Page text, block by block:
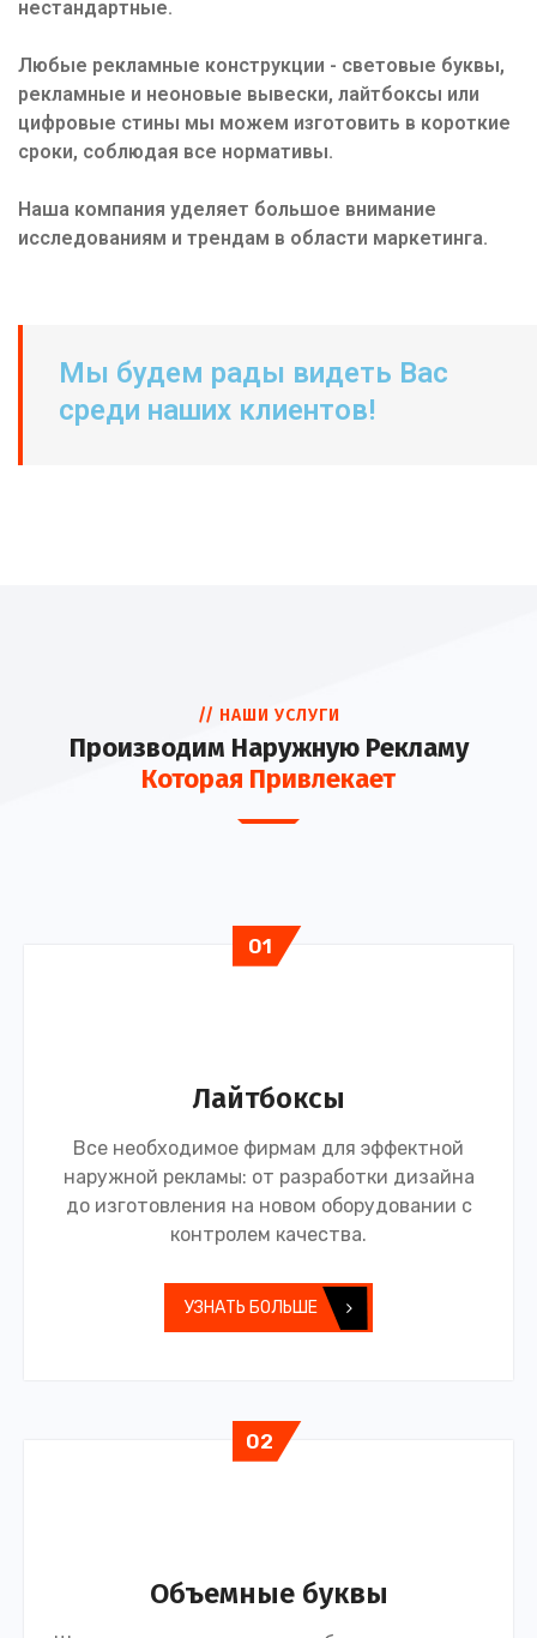
нестандартные.
Любые рекламные конструкции - световые буквы,
рекламные и неоновые вывески, лайтбоксы или
цифровые стины мы можем изготовить в короткие
сроки, соблюдая все нормативы.
Наша компания уделяет большое внимание
исследованиям и трендам в области маркетинга.
Мы будем рады видеть Вас
среди наших клиентов!
// НАШИ УСЛУГИ
Производим Наружную Рекламу
Которая Привлекает
01
Лайтбоксы
Все необходимое фирмам для эффектной
наружной рекламы: от разработки дизайна
до изготовления на новом оборудовании с
контролем качества.
УЗНАТЬ БОЛЬШЕ
02
Объемные буквы